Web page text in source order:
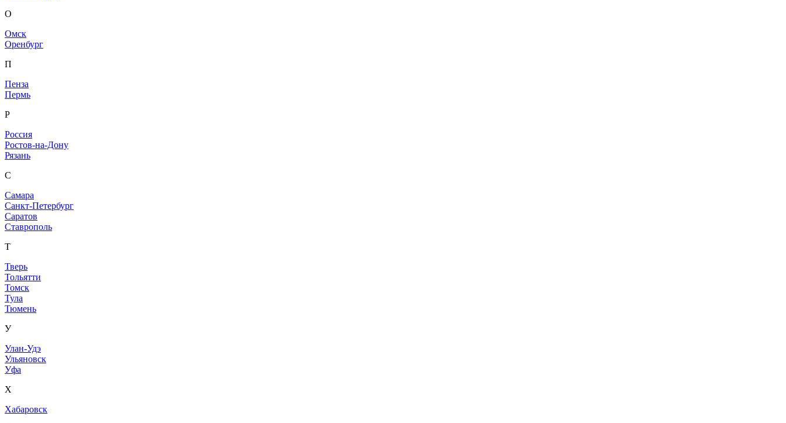
О
Омск
Оренбург
П
Пенза
Пермь
Р
Россия
Ростов-на-Дону
Рязань
С
Самара
Санкт-Петербург
Саратов
Ставрополь
Т
Тверь
Тольятти
Томск
Тула
Тюмень
У
Улан-Удэ
Ульяновск
Уфа
Х
Хабаровск